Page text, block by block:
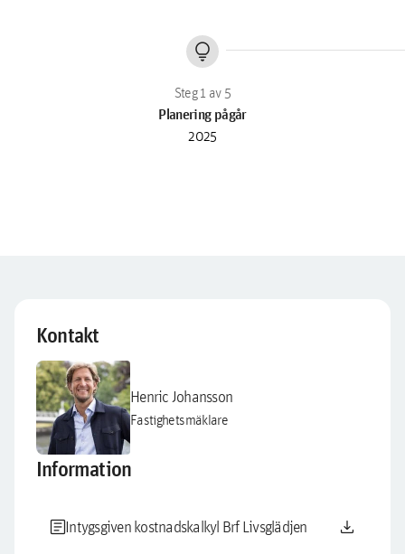
lightbulb
Planering pågår
2025
Kontakt
Henric Johansson
Fastighetsmäklare
Information
articleIntygsgiven kostnadskalkyl Brf Livsglädjen download